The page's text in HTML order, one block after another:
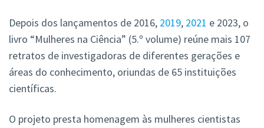
Depois dos lançamentos de 2016, 2019, 2021 e 2023, o
livro “Mulheres na Ciência” (5.º volume) reúne mais 107
retratos de investigadoras de diferentes gerações e
áreas do conhecimento, oriundas de 65 instituições
científicas.
O projeto presta homenagem às mulheres cientistas